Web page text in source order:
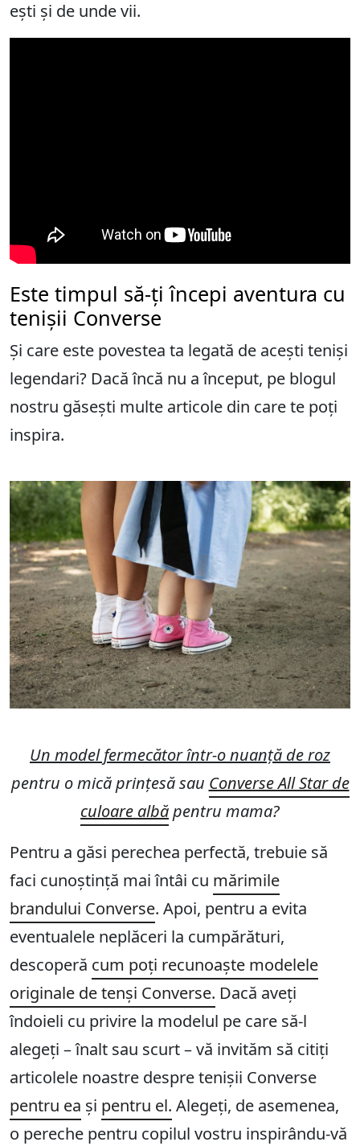
ești și de unde vii.
Este timpul să-ți începi aventura cu
tenișii Converse
Și care este povestea ta legată de acești teniși
legendari? Dacă încă nu a început, pe blogul
nostru găsești multe articole din care te poți
inspira.
Un model fermecător într-o nuanță de roz
pentru o mică prințesă sau Converse All Star de
culoare albăpentru mama?
Pentru a găsi perechea perfectă, trebuie să
faci cunoștință mai întâi cu mărimile
brandului Converse. Apoi, pentru a evita
eventualele neplăceri la cumpărături,
descoperă cum poți recunoaște modelele
originale de tenși Converse. Dacă aveți
îndoieli cu privire la modelul pe care să-l
alegeți – înalt sau scurt – vă invităm să citiți
articolele noastre despre tenișii Converse
pentru ea și pentru el. Alegeți, de asemenea,
o pereche pentru copilul vostru inspirându-vă